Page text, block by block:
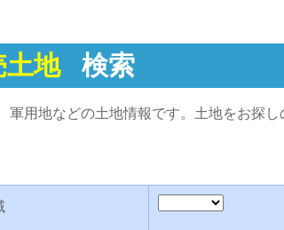
土地 検索
軍用地などの土地情報です。土地をお探し